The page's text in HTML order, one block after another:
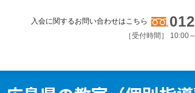
入会に関するお問い合わせはこちら
［受付時間］ 10:00